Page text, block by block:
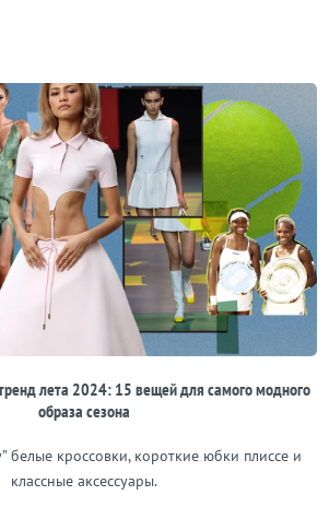
лета 2024: 15 вещей для самого модного
образа сезона
белые кроссовки, короткие юбки плиссе и
классные аксессуары.